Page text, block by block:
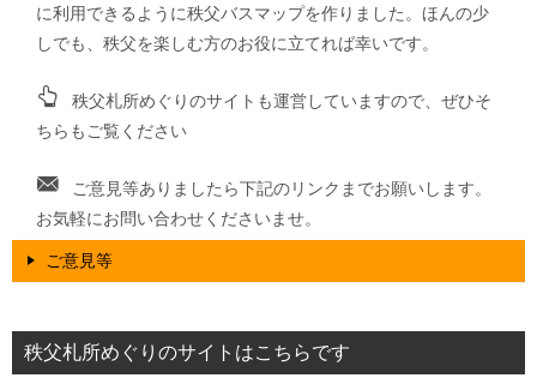
に利用できるように秩父バスマップを作りました。ほんの少
しでも、秩父を楽しむ方のお役に立てれば幸いです。
秩父札所めぐりのサイトも運営していますので、ぜひそ
ちらもご覧ください
ご意見等ありましたら下記のリンクまでお願いします。
お気軽にお問い合わせくださいませ。
ご意見等
秩父札所めぐりのサイトはこちらです